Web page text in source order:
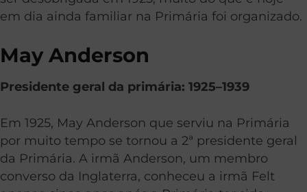
em dia ainda familiar na Primária foi organizado.
May Anderson
Presidente geral da primária: 1925–1939
Em 1925, May Anderson que serviu na Primária
por muito tempo se tornou a 2ª presidente geral
da Primária. A irmã Anderson, um membro
converso da Inglaterra, conheceu a irmã Felt